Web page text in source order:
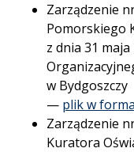
Zarządzenie
Pomorskiego
z dnia 31
w Bydgoszczy
— plik w
Zarządzenie
Kuratora